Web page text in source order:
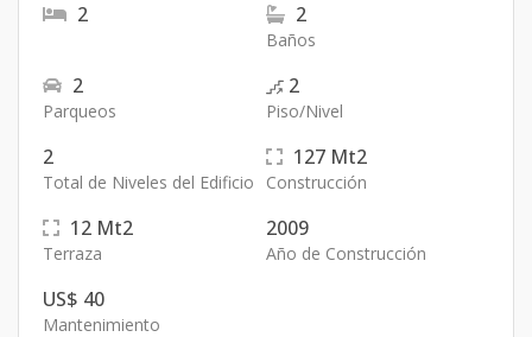
2 2
Baños
2
Parqueos
2
Piso/Nivel
2
Total de Niveles del Edificio
127 Mt2
Construcción
12 Mt2
Terraza
2009
Año de Construcción
US$ 40
Mantenimiento